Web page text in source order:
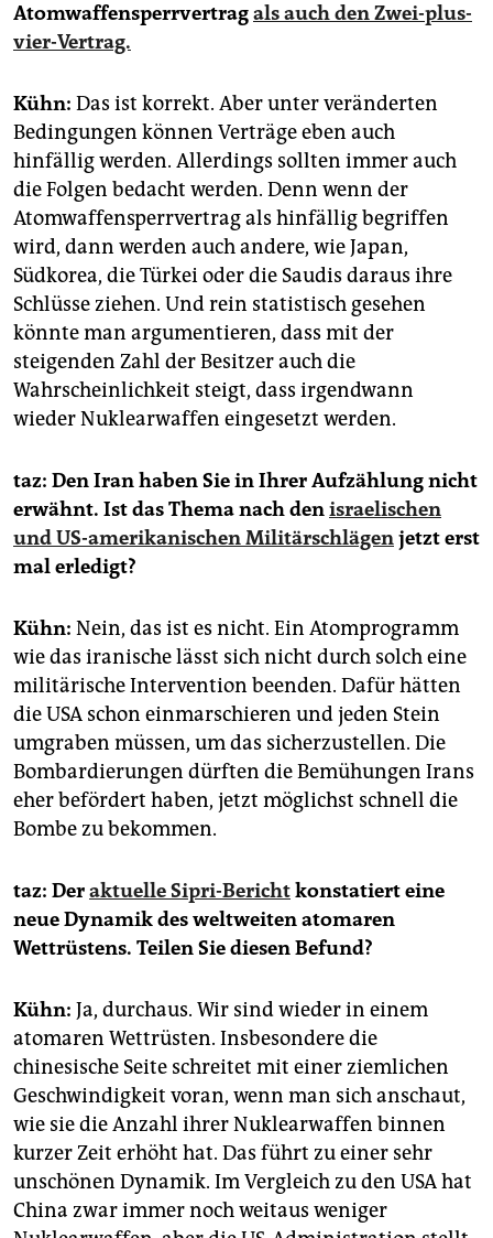
Atomwaffensperrvertragals auch den Zwei-plus-
vier-Vertrag.
Kühn: Das ist korrekt. Aber unter veränderten
Bedingungen können Verträge eben auch
hinfällig werden. Allerdings sollten immer auch
die Folgen bedacht werden. Denn wenn der
Atomwaffensperrvertrag als hinfällig begriffen
wird, dann werden auch andere, wie Japan,
Südkorea, die Türkei oder die Saudis daraus ihre
Schlüsse ziehen. Und rein statistisch gesehen
könnte man argumentieren, dass mit der
steigenden Zahl der Besitzer auch die
Wahrscheinlichkeit steigt, dass irgendwann
wieder Nuklearwaffen eingesetzt werden.
taz: Den Iran haben Sie in Ihrer Aufzählung nicht
erwähnt. Ist das Thema nach denisraelischen
und US-amerikanischen Militärschlägenjetzt erst
mal erledigt?
Kühn: Nein, das ist es nicht. Ein Atomprogramm
wie das iranische lässt sich nicht durch solch eine
militärische Intervention beenden. Dafür hätten
die USA schon einmarschieren und jeden Stein
umgraben müssen, um das sicherzustellen. Die
Bombardierungen dürften die Bemühungen Irans
eher befördert haben, jetzt möglichst schnell die
Bombe zu bekommen.
taz: Deraktuelle Sipri-Berichtkonstatiert eine
neue Dynamik des weltweiten atomaren
Wettrüstens. Teilen Sie diesen Befund?
Kühn: Ja, durchaus. Wir sind wieder in einem
atomaren Wettrüsten. Insbesondere die
chinesische Seite schreitet mit einer ziemlichen
Geschwindigkeit voran, wenn man sich anschaut,
wie sie die Anzahl ihrer Nuklearwaffen binnen
kurzer Zeit erhöht hat. Das führt zu einer sehr
unschönen Dynamik. Im Vergleich zu den USA hat
China zwar immer noch weitaus weniger